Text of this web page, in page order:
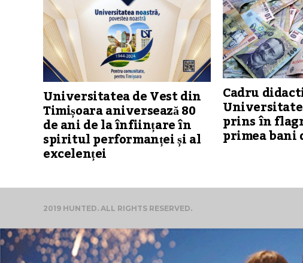
Universitatea de Vest din
Timișoara aniversează 80
de ani de la înființare în
spiritul performanței și al
excelenței
Cadru
prins în
primea bani
2019 HUNTED. ALL RIGHTS RESERVED.